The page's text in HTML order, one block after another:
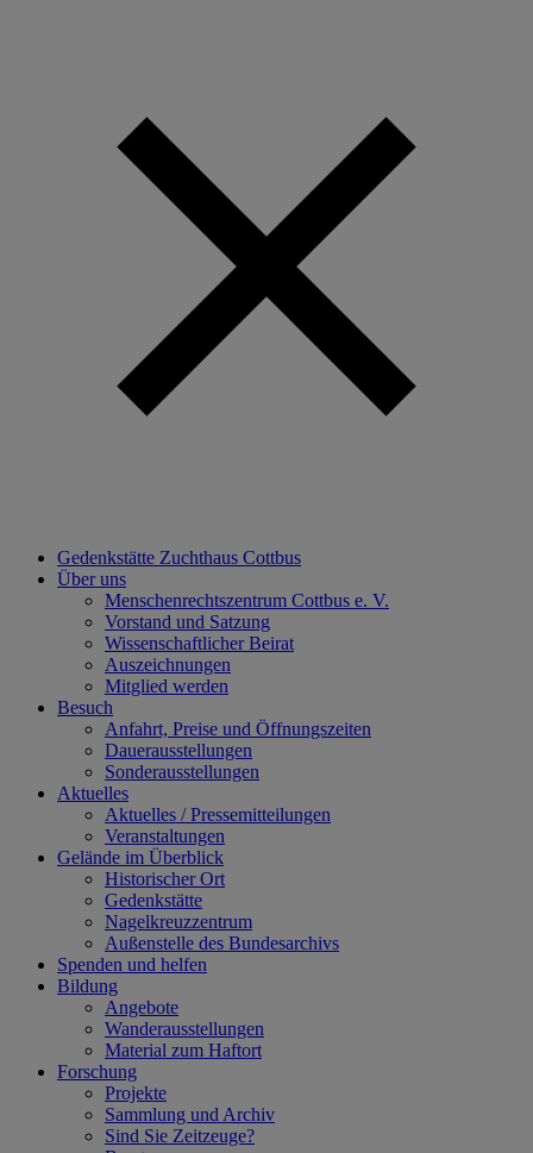
Gedenkstätte Zuchthaus Cottbus
Über uns
Menschenrechtszentrum Cottbus e. V.
Vorstand und Satzung
Wissenschaftlicher Beirat
Auszeichnungen
Mitglied werden
Besuch
Anfahrt, Preise und Öffnungszeiten
Dauerausstellungen
Sonderausstellungen
Aktuelles
Aktuelles / Pressemitteilungen
Veranstaltungen
Gelände im Überblick
Historischer Ort
Gedenkstätte
Nagelkreuzzentrum
Außenstelle des Bundesarchivs
Spenden und helfen
Bildung
Angebote
Wanderausstellungen
Material zum Haftort
Forschung
Projekte
Sammlung und Archiv
Sind Sie Zeitzeuge?